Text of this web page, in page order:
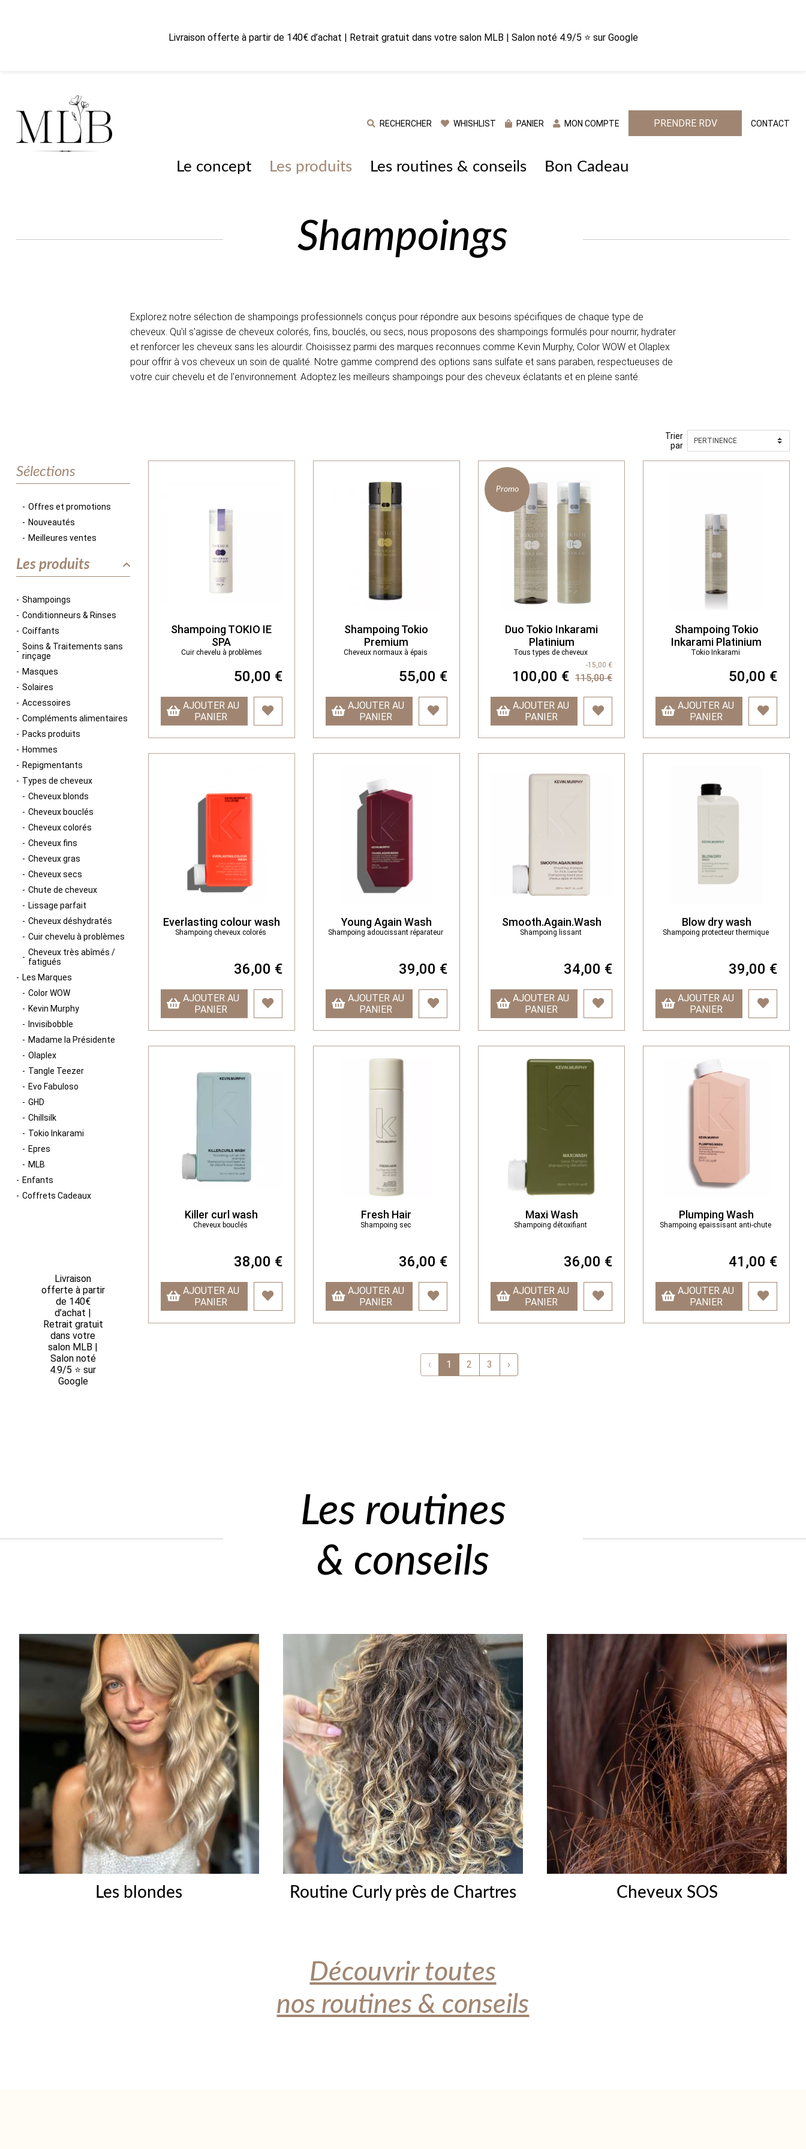
Livraison offerte à partir de 140€ d’achat | Retrait gratuit dans votre salon MLB | Salon noté 4.9/5 ⭐ sur Google
RECHERCHER WHISHLIST PANIER MON COMPTE PRENDRE RDV CONTACT
Le concept Les produits Les routines & conseils Bon Cadeau
Shampoings
Explorez notre sélection de shampoings professionnels conçus pour répondre aux besoins spécifiques de chaque type de
cheveux. Qu'il s'agisse de cheveux colorés, fins, bouclés, ou secs, nous proposons des shampoings formulés pour nourrir, hydrater
et renforcer les cheveux sans les alourdir. Choisissez parmi des marques reconnues comme Kevin Murphy, Color WOW et Olaplex
pour offrir à vos cheveux un soin de qualité. Notre gamme comprend des options sans sulfate et sans paraben, respectueuses de
votre cuir chevelu et de l'environnement. Adoptez les meilleurs shampoings pour des cheveux éclatants et en pleine santé.
Trier
par
Sélections
Offres et promotions
Nouveautés
Meilleures ventes
Les produits
Shampoings
Conditionneurs & Rinses
Coiffants
Soins & Traitements sans
rinçage
Masques
Solaires
Accessoires
Compléments alimentaires
Packs produits
Hommes
Repigmentants
Types de cheveux
Cheveux blonds
Cheveux bouclés
Cheveux colorés
Cheveux fins
Cheveux gras
Cheveux secs
Chute de cheveux
Lissage parfait
Cheveux déshydratés
Cuir chevelu à problèmes
Cheveux très abîmés /
fatigués
Les Marques
Color WOW
Kevin Murphy
Invisibobble
Madame la Présidente
Olaplex
Tangle Teezer
Evo Fabuloso
GHD
Chillsilk
Tokio Inkarami
Epres
MLB
Enfants
Coffrets Cadeaux
Livraison
offerte à partir
de 140€
d’achat |
Retrait gratuit
dans votre
salon MLB |
Salon noté
4.9/5 ⭐ sur
Google
Shampoing TOKIO IE
SPA
Cuir chevelu à problèmes
50,00 €
AJOUTER AU
PANIER
Shampoing Tokio
Premium
Cheveux normaux à épais
55,00 €
AJOUTER AU
PANIER
Duo Tokio Inkarami
Platinium
Tous types de cheveux
100,00 € 115,00 €
-15,00 €
AJOUTER AU
PANIER
Promo
Shampoing Tokio
Inkarami Platinium
Tokio Inkarami
50,00 €
AJOUTER AU
PANIER
Everlasting colour wash
Shampoing cheveux colorés
36,00 €
AJOUTER AU
PANIER
Young Again Wash
Shampoing adoucissant réparateur
39,00 €
AJOUTER AU
PANIER
Smooth.Again.Wash
Shampoing lissant
34,00 €
AJOUTER AU
PANIER
Blow dry wash
Shampoing protecteur thermique
39,00 €
AJOUTER AU
PANIER
Killer curl wash
Cheveux bouclés
38,00 €
AJOUTER AU
PANIER
Fresh Hair
Shampoing sec
36,00 €
AJOUTER AU
PANIER
Maxi Wash
Shampoing détoxifiant
36,00 €
AJOUTER AU
PANIER
Plumping Wash
Shampoing epaissisant anti-chute
41,00 €
AJOUTER AU
PANIER
‹ 1 2 3 ›
Les routines
& conseils
Les blondes Routine Curly près de Chartres Cheveux SOS
Découvrir toutes
nos routines & conseils